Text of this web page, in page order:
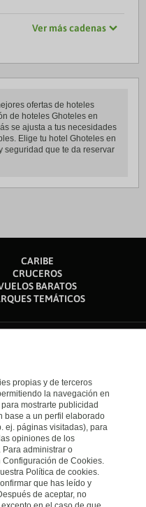
Ver más cadenas
ofertas de hoteles
de hoteles Ghoteles en
se ajusta a tus necesidades
Elige tu hotel Ghoteles en
seguridad que te da reservar
CARIBE
CRUCEROS
BARATOS
TEMÁTICOS
propias y de terceros
la navegación en
mostrarte publicidad
base a un perfil elaborado
ej. páginas visitadas), para
opiniones de los
administrar o
de Cookies.
Política de cookies.
que has leído y
de aceptar, no